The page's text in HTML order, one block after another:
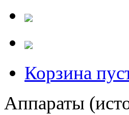
Корзина
Аппараты